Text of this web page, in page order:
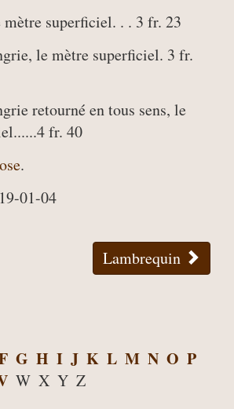
superficiel. . . 3 fr. 23
le mètre superficiel. 3 fr.
retourné en tous sens, le
fr. 40
.
01-04
Lambrequin
G H I J K L M N O P
W X Y Z